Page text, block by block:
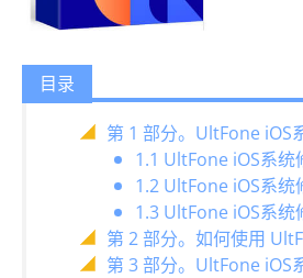
目录
第 1 部分。UltFone iOS
1.1 UltFone iOS系统
1.2 UltFone iOS系统
1.3 UltFone iOS系统
第 2 部分。如何使用
第 3 部分。UltFone iOS